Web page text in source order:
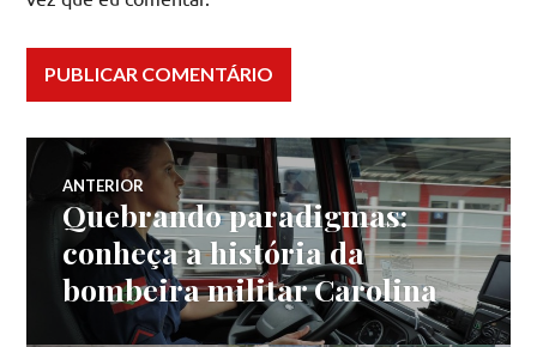
Navegação
de
Post
ANTERIOR
Post
anterior:
Quebrando paradigmas:
conheça a história da
bombeira militar Carolina